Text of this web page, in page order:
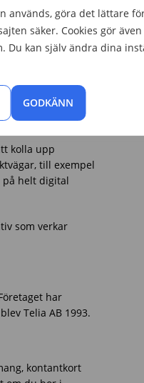
används, göra det lättare
säker. Cookies gör
Du kan själv ändra dina
GODKÄNN
ska du fundera
eller det
operatören
med att till
tjänster.
kolla upp
till exempel
på helt digital
som verkar
har
Telia AB 1993.
kontantkort